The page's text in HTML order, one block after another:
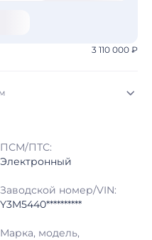
3 110 000 ₽
16:26 МСК
14:48 МСК
торги
ПСМ/ПТС:
Электронный
Заводской номер/VIN:
Y3M5440**********
Марка, модель,